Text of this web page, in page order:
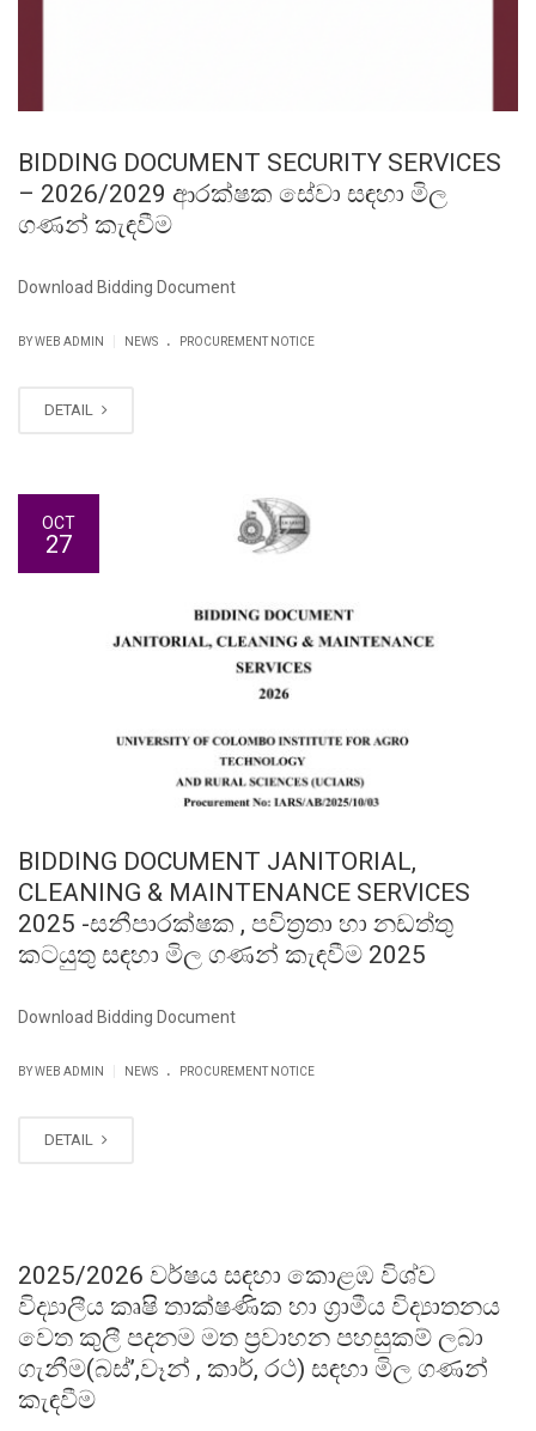
BIDDING DOCUMENT SECURITY SERVICES
– 2026/2029 ආරක්ෂක සේවා සඳහා මිල
ගණන් කැඳවීම
Download Bidding Document
BY WEB ADMIN NEWS . PROCUREMENT NOTICE
DETAIL
OCT
27
BIDDING DOCUMENT JANITORIAL,
CLEANING & MAINTENANCE SERVICES
2025 -සනීපාරක්ෂක , පවිත්‍රතා හා නඩත්තු
කටයුතු සඳහා මිල ගණන් කැඳවීම 2025
Download Bidding Document
BY WEB ADMIN NEWS . PROCUREMENT NOTICE
DETAIL
2025/2026 වර්ෂය සඳහා කොළඹ විශ්ව
විද්‍යාලීය කෘෂි තාක්ෂණික හා ග්‍රාමීය විද්‍යාතනය
වෙත කුලී පදනම මත ප්‍රවාහන පහසුකම් ලබා
ගැනීම(බස්’,වෑන් , කාර්, රථ) සඳහා මිල ගණන්
කැඳවීම